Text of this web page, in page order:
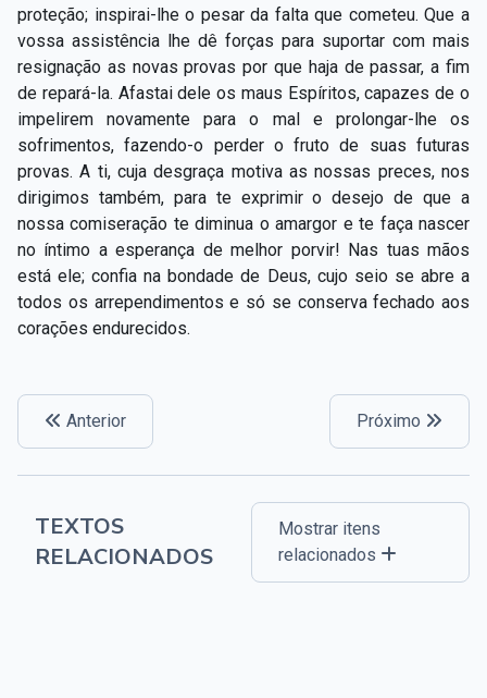
proteção; inspirai-lhe o pesar da falta que cometeu. Que a
vossa assistência lhe dê forças para suportar com mais
resignação as novas provas por que haja de passar, a fim
de repará-la. Afastai dele os maus Espíritos, capazes de o
impelirem novamente para o mal e prolongar-lhe os
sofrimentos, fazendo-o perder o fruto de suas futuras
provas. A ti, cuja desgraça motiva as nossas preces, nos
dirigimos também, para te exprimir o desejo de que a
nossa comiseração te diminua o amargor e te faça nascer
no íntimo a esperança de melhor porvir! Nas tuas mãos
está ele; confia na bondade de Deus, cujo seio se abre a
todos os arrependimentos e só se conserva fechado aos
corações endurecidos.
Anterior Próximo
TEXTOS
RELACIONADOS
Mostrar itens
relacionados